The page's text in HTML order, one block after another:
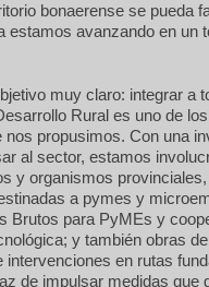
bonaerense se pueda
avanzando en un
muy claro: integrar a
Rural es uno de
propusimos. Con una
al sector, estamos
y organismos
a pymes y
Brutos para PyMEs y
y también obras de
en rutas
de impulsar medidas que